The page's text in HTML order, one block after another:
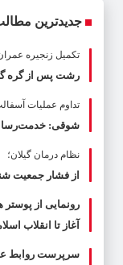
جدیدترین
تکمیل زنجیره
رشت پس از گره
تداوم عملیات
شوقی:
نظام درمان گیلان؛
از فشار جمعیت
رونمایی از
آغاز تا انقلاب
سرپرست روابط